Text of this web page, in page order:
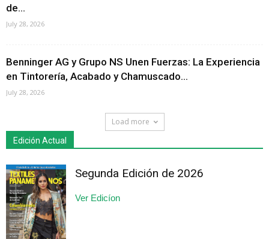
de...
July 28, 2026
Benninger AG y Grupo NS Unen Fuerzas: La Experiencia
en Tintorería, Acabado y Chamuscado...
July 28, 2026
Load more
Edición Actual
Segunda Edición de 2026
Ver Edicíon